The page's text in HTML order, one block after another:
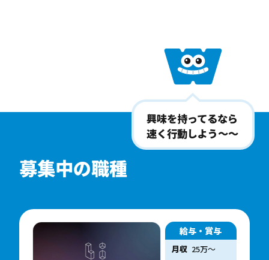
興味を持ってるなら
速く行動しよう〜〜
募集中の職種
給与・賞与
月収 25万〜